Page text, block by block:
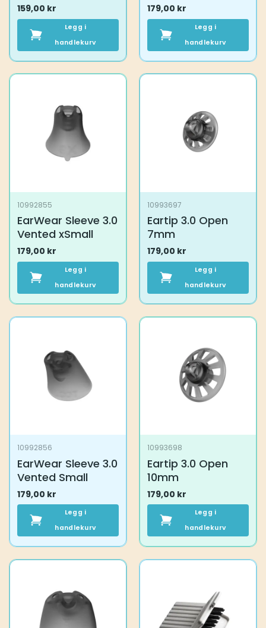
159,00 kr
Legg i
handlekurv
179,00 kr
Legg i
handlekurv
10992855
EarWear Sleeve 3.0
Vented xSmall
179,00 kr
Legg i
handlekurv
10993697
Eartip 3.0 Open
7mm
179,00 kr
Legg i
handlekurv
10992856
EarWear Sleeve 3.0
Vented Small
179,00 kr
Legg i
handlekurv
10993698
Eartip 3.0 Open
10mm
179,00 kr
Legg i
handlekurv